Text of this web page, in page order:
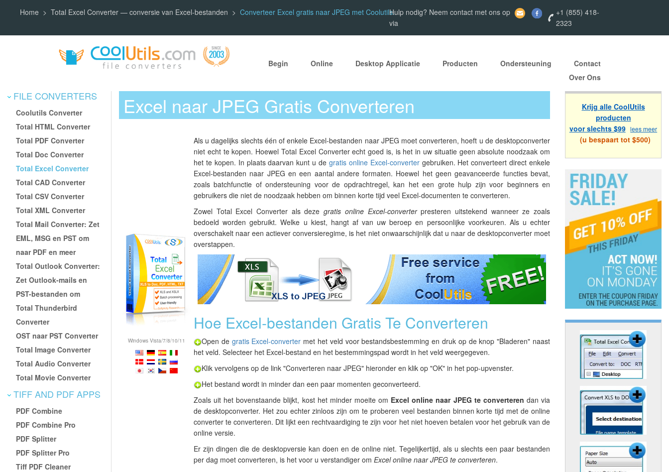
Home Total Excel Converter — conversie van Excel-bestanden Converteer Excel gratis naar JPEG met Coolutils.Hulp nodig? Neem contact met ons op
via
+1 (855) 418-
2323
Begin Online Desktop Applicatie Producten Ondersteuning
Contact
Over Ons
FILE CONVERTERS
Coolutils Converter
Total HTML Converter
Total PDF Converter
Total Doc Converter
Total Excel Converter
Total CAD Converter
Total CSV Converter
Total XML Converter
Total Mail Converter: Zet
EML, MSG en PST om
naar PDF en meer
Total Outlook Converter:
Zet Outlook-mails en
PST-bestanden om
Total Thunderbird
Converter
OST naar PST Converter
Total Image Converter
Total Audio Converter
Total Movie Converter
TIFF AND PDF APPS
PDF Combine
PDF Combine Pro
PDF Splitter
PDF Splitter Pro
Tiff PDF Cleaner
Excel naar JPEG Gratis Converteren
Windows Vista/7/8/10/11
Als u dagelijks slechts één of enkele Excel-bestanden naar JPEG moet converteren, hoeft u de desktopconverter
niet echt te kopen. Hoewel Total Excel Converter echt goed is, is het in uw situatie geen absolute noodzaak om
het te kopen. In plaats daarvan kunt u de gratis online Excel-convertergebruiken. Het converteert direct enkele
Excel-bestanden naar JPEG en een aantal andere formaten. Hoewel het geen geavanceerde functies bevat,
zoals batchfunctie of ondersteuning voor de opdrachtregel, kan het een grote hulp zijn voor beginners en
gebruikers die niet de noodzaak hebben om binnen korte tijd veel Excel-documenten te converteren.
Zowel Total Excel Converter als dezegratis online Excel-converterpresteren uitstekend wanneer ze zoals
bedoeld worden gebruikt. Welke u kiest, hangt af van uw beroep en persoonlijke voorkeuren. Als u echter
overschakelt naar een actiever conversieregime, is het niet onwaarschijnlijk dat u naar de desktopconverter moet
overstappen.
Hoe Excel-bestanden Gratis Te Converteren
Open de gratis Excel-converter met het veld voor bestandsbestemming en druk op de knop "Bladeren" naast
het veld. Selecteer het Excel-bestand en het bestemmingspad wordt in het veld weergegeven.
Klik vervolgens op de link "Converteren naar JPEG" hieronder en klik op "OK" in het pop-upvenster.
Het bestand wordt in minder dan een paar momenten geconverteerd.
Zoals uit het bovenstaande blijkt, kost het minder moeite om Excel online naar JPEG te converteren dan via
de desktopconverter. Het zou echter zinloos zijn om te proberen veel bestanden binnen korte tijd met de online
converter te converteren. Dit lijkt een rechtvaardiging te zijn voor het niet hoeven betalen voor het gebruik van de
online versie.
Er zijn dingen die de desktopversie kan doen en de online niet. Tegelijkertijd, als u slechts een paar bestanden
per dag moet converteren, is het voor u verstandiger om Excel online naar JPEG te converteren.
Krijg alle CoolUtils
producten
voor slechts $99 lees meer
(u bespaart tot $500)